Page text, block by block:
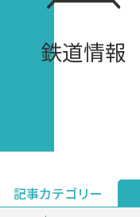
鉄道情報
記事カテゴリー